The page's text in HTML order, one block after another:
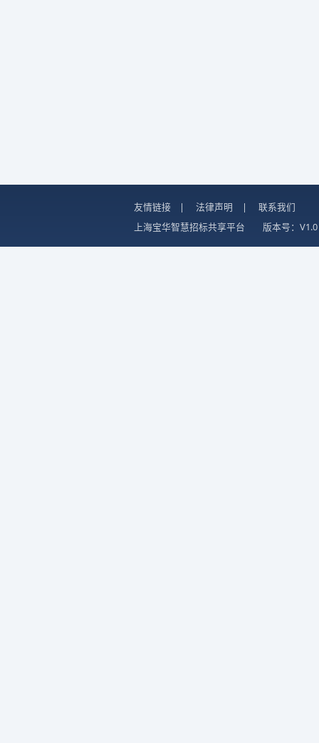
友情链接 | 法律声明 |
联系我们
上海宝华智慧招标共享平台
版本号：V1.0